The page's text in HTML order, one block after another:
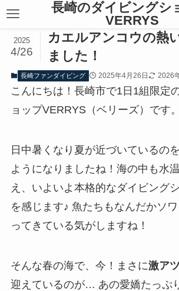
長崎のダイビングシ
VERRYS
カエルアンコウの熱
ました！
2025
4/26
長崎ファンダイビング 2025年4月26日 2026
こんにちは！長崎市で1日1組限定
ョップVERRYS（ベリーズ）です。
日中暑くなり夏が近づいているの
ようになりましたね！海の中も水
え、いよいよ本格的なダイビング
を感じます♪ 魚たちもなんだかソ
ってきている気がしますね！
そんな春の海で、今！まさに激アツ
迎えているのが… あの愛嬌たっぷ